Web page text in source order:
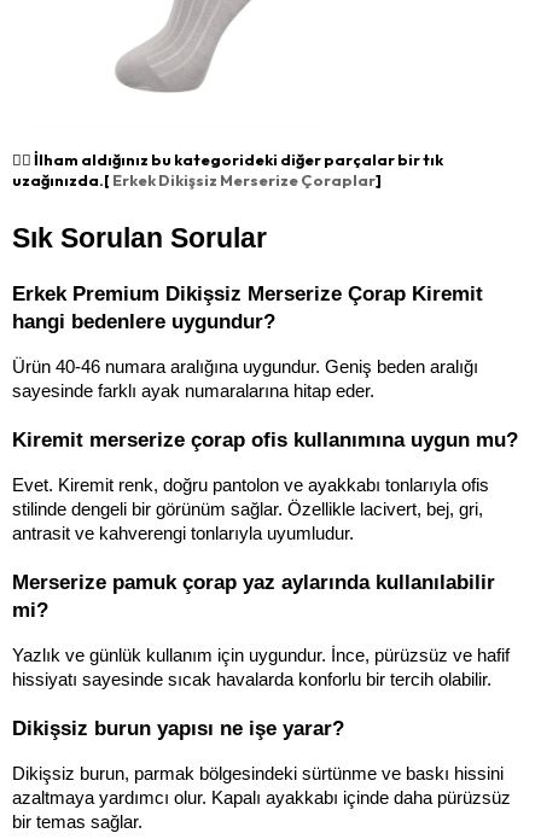
👉🏻 İlham aldığınız bu kategorideki diğer parçalar bir tık
uzağınızda.[ Erkek Dikişsiz Merserize Çoraplar]
Sık Sorulan Sorular
Erkek Premium Dikişsiz Merserize Çorap Kiremit
hangi bedenlere uygundur?
Ürün 40-46 numara aralığına uygundur. Geniş beden aralığı
sayesinde farklı ayak numaralarına hitap eder.
Kiremit merserize çorap ofis kullanımına uygun mu?
Evet. Kiremit renk, doğru pantolon ve ayakkabı tonlarıyla ofis
stilinde dengeli bir görünüm sağlar. Özellikle lacivert, bej, gri,
antrasit ve kahverengi tonlarıyla uyumludur.
Merserize pamuk çorap yaz aylarında kullanılabilir
mi?
Yazlık ve günlük kullanım için uygundur. İnce, pürüzsüz ve hafif
hissiyatı sayesinde sıcak havalarda konforlu bir tercih olabilir.
Dikişsiz burun yapısı ne işe yarar?
Dikişsiz burun, parmak bölgesindeki sürtünme ve baskı hissini
azaltmaya yardımcı olur. Kapalı ayakkabı içinde daha pürüzsüz
bir temas sağlar.